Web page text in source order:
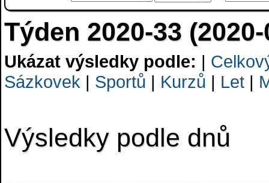
Týden 2020-33
Ukázat výsledky podle: |
Sázkovek | Sportů | Kurzů | Let |
Výsledky podle dnů